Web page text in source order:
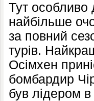
Тут особливо
найбільше
за повний
турів.
Осімхен
бомбардир
був лідером